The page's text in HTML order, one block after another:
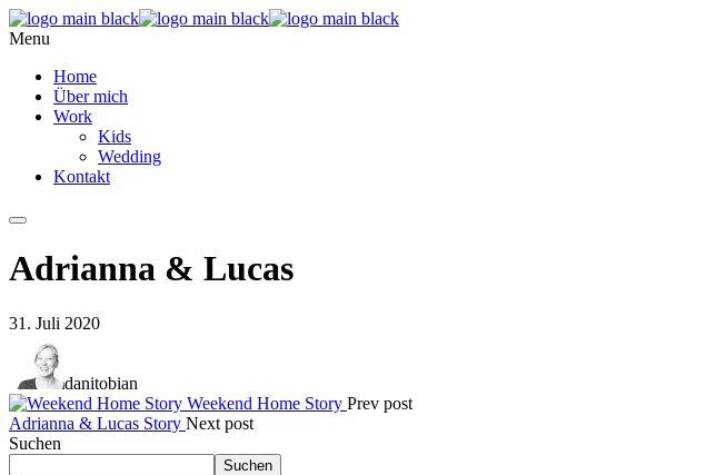
Menu
Home
Über mich
Work
Kids
Wedding
Kontakt
Adrianna & Lucas
31. Juli 2020
danitobian
Weekend Home Story Prev post
Adrianna & Lucas Story Next post
Suchen
Suchen